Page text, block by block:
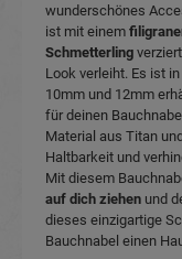
wunderschönes
ist mit einem
Schmetterling
Look verleiht. Es ist
10mm und 12mm
für deinen
Material aus Titan
Haltbarkeit und
Mit diesem
auf dich ziehen und
dieses einzigartige
Bauchnabel einen